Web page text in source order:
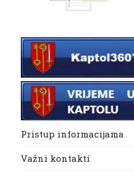
Pristup informacijama
Važni kontakti